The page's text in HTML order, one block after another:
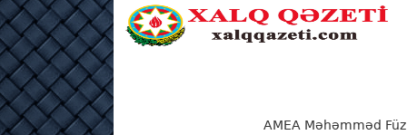
AMEA Məhəmməd